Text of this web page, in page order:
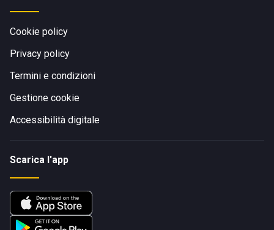
Cookie policy
Privacy policy
Termini e condizioni
Gestione cookie
Accessibilità digitale
Scarica l'app